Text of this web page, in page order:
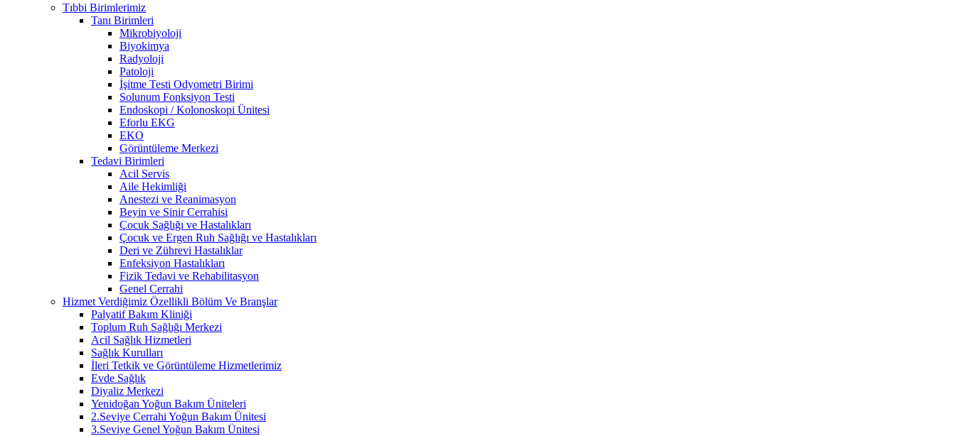
Tıbbi Birimlerimiz
Tanı Birimleri
Mikrobiyoloji
Biyokimya
Radyoloji
Patoloji
İşitme Testi Odyometri Birimi
Solunum Fonksiyon Testi
Endoskopi / Kolonoskopi Ünitesi
Eforlu EKG
EKO
Görüntüleme Merkezi
Tedavi Birimleri
Acil Servis
Aile Hekimliği
Anestezi ve Reanimasyon
Beyin ve Sinir Cerrahisi
Çocuk Sağlığı ve Hastalıkları
Çocuk ve Ergen Ruh Sağlığı ve Hastalıkları
Deri ve Zührevi Hastalıklar
Enfeksiyon Hastalıkları
Fizik Tedavi ve Rehabilitasyon
Genel Cerrahi
Hizmet Verdiğimiz Özellikli Bölüm Ve Branşlar
Palyatif Bakım Kliniği
Toplum Ruh Sağlığı Merkezi
Acil Sağlık Hizmetleri
Sağlık Kurulları
İleri Tetkik ve Görüntüleme Hizmetlerimiz
Evde Sağlık
Diyaliz Merkezi
Yenidoğan Yoğun Bakım Üniteleri
2.Seviye Cerrahi Yoğun Bakım Ünitesi
3.Seviye Genel Yoğun Bakım Ünitesi